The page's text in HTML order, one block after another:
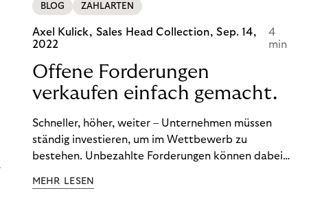
BLOG ZAHLARTEN
Axel Kulick, Sales Head Collection,Sep. 14,
2022
4
min
Offene Forderungen
verkaufen einfach gemacht.
Schneller, höher, weiter – Unternehmen müssen
ständig investieren, um im Wettbewerb zu
bestehen. Unbezahlte Forderungen können dabei
leiden. Und die Kosten für das
MEHR LESEN